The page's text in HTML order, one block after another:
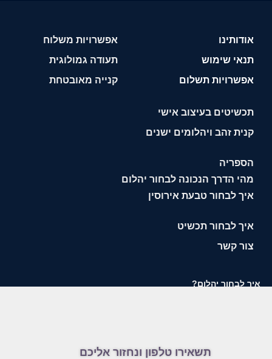
אודותינו
תנאי שימוש
אפשרויות תשלום
אפשרויות משלוח
תעודה גמולוגית
קנייה מאובטחת
תכשיטים בעיצוב אישי
קנית זהב ויהלומים ישנים
הספריה
מהי הדרך הנכונה לבחור יהלום
איך לבחור טבעת אירוסין
איך לבחור תכשיט
צור קשר
איך לבחור יהלום?
תשאירו טלפון ונחזור אליכם